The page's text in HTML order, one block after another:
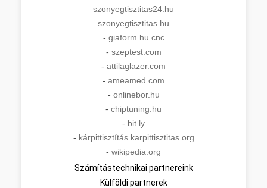
szonyegtisztitas24.hu
szonyegtisztitas.hu
- giaform.hu cnc
- szeptest.com
- attilaglazer.com
- ameamed.com
- onlinebor.hu
- chiptuning.hu
- bit.ly
- kárpittisztítás karpittisztitas.org
- wikipedia.org
Számítástechnikai partnereink
Külföldi partnerek